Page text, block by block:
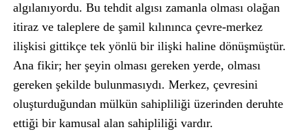
algılanıyordu. Bu tehdit algısı zamanla olması olağan
itiraz ve taleplere de şamil kılınınca çevre-merkez
ilişkisi gittikçe tek yönlü bir ilişki haline dönüşmüştür.
Ana fikir; her şeyin olması gereken yerde, olması
gereken şekilde bulunmasıydı. Merkez, çevresini
oluşturduğundan mülkün sahipliliği üzerinden deruhte
ettiği bir kamusal alan sahipliliği vardır.